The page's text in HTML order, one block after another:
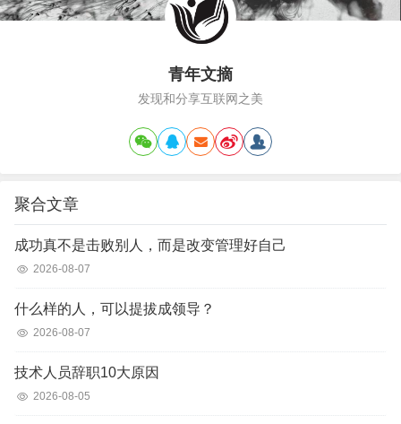
青年文摘
发现和分享互联网之美
聚合文章
成功真不是击败别人，而是改变管理好自己
2026-08-07
什么样的人，可以提拔成领导？
2026-08-07
技术人员辞职10大原因
2026-08-05